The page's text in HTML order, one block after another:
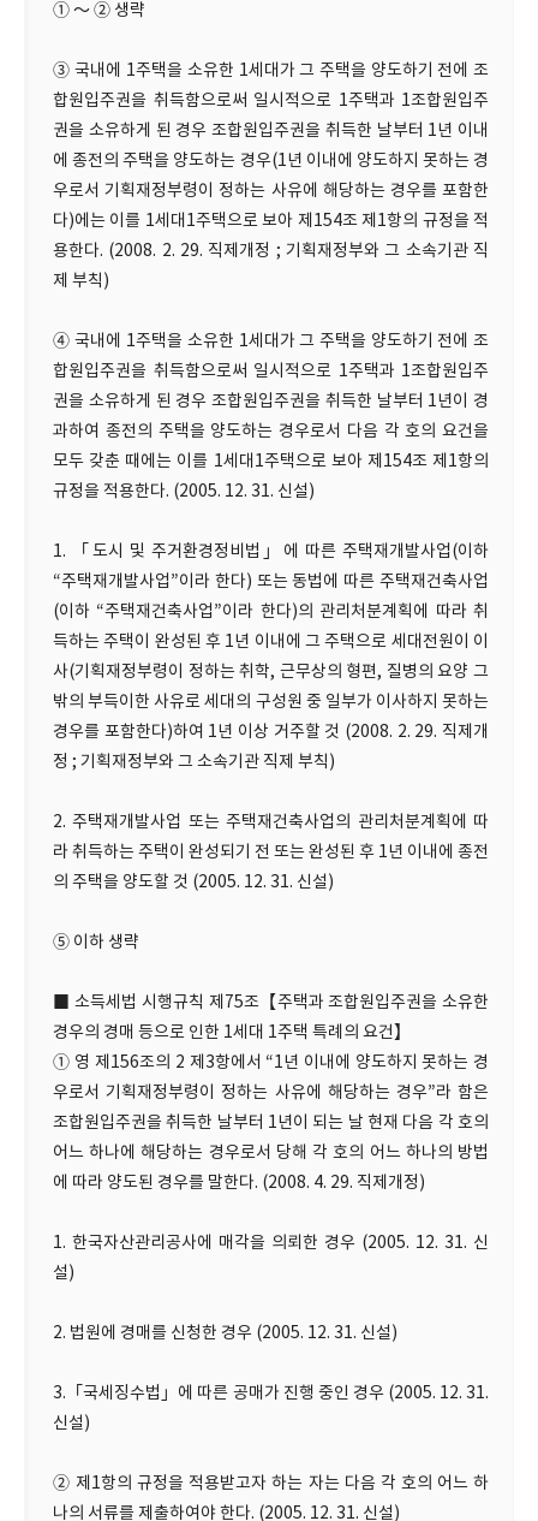
① ～ ② 생략
③ 국내에 1주택을 소유한 1세대가 그 주택을 양도하기 전에 조
합원입주권을 취득함으로써 일시적으로 1주택과 1조합원입주
권을 소유하게 된 경우 조합원입주권을 취득한 날부터 1년 이내
에 종전의 주택을 양도하는 경우(1년 이내에 양도하지 못하는 경
우로서 기획재정부령이 정하는 사유에 해당하는 경우를 포함한
다)에는 이를 1세대1주택으로 보아 제154조 제1항의 규정을 적
용한다. (2008. 2. 29. 직제개정 ; 기획재정부와 그 소속기관 직
제 부칙)
④ 국내에 1주택을 소유한 1세대가 그 주택을 양도하기 전에 조
합원입주권을 취득함으로써 일시적으로 1주택과 1조합원입주
권을 소유하게 된 경우 조합원입주권을 취득한 날부터 1년이 경
과하여 종전의 주택을 양도하는 경우로서 다음 각 호의 요건을
모두 갖춘 때에는 이를 1세대1주택으로 보아 제154조 제1항의
규정을 적용한다. (2005. 12. 31. 신설)
1. 「도시 및 주거환경정비법」에 따른 주택재개발사업(이하
“주택재개발사업”이라 한다) 또는 동법에 따른 주택재건축사업
(이하 “주택재건축사업”이라 한다)의 관리처분계획에 따라 취
득하는 주택이 완성된 후 1년 이내에 그 주택으로 세대전원이 이
사(기획재정부령이 정하는 취학, 근무상의 형편, 질병의 요양 그
밖의 부득이한 사유로 세대의 구성원 중 일부가 이사하지 못하는
경우를 포함한다)하여 1년 이상 거주할 것 (2008. 2. 29. 직제개
정 ; 기획재정부와 그 소속기관 직제 부칙)
2. 주택재개발사업 또는 주택재건축사업의 관리처분계획에 따
라 취득하는 주택이 완성되기 전 또는 완성된 후 1년 이내에 종전
의 주택을 양도할 것 (2005. 12. 31. 신설)
⑤ 이하 생략
■ 소득세법 시행규칙 제75조【주택과 조합원입주권을 소유한
경우의 경매 등으로 인한 1세대 1주택 특례의 요건】
① 영 제156조의 2 제3항에서 “1년 이내에 양도하지 못하는 경
우로서 기획재정부령이 정하는 사유에 해당하는 경우”라 함은
조합원입주권을 취득한 날부터 1년이 되는 날 현재 다음 각 호의
어느 하나에 해당하는 경우로서 당해 각 호의 어느 하나의 방법
에 따라 양도된 경우를 말한다. (2008. 4. 29. 직제개정)
1. 한국자산관리공사에 매각을 의뢰한 경우 (2005. 12. 31. 신
설)
2. 법원에 경매를 신청한 경우 (2005. 12. 31. 신설)
3.「국세징수법」에 따른 공매가 진행 중인 경우 (2005. 12. 31.
신설)
② 제1항의 규정을 적용받고자 하는 자는 다음 각 호의 어느 하
나의 서류를 제출하여야 한다. (2005. 12. 31. 신설)